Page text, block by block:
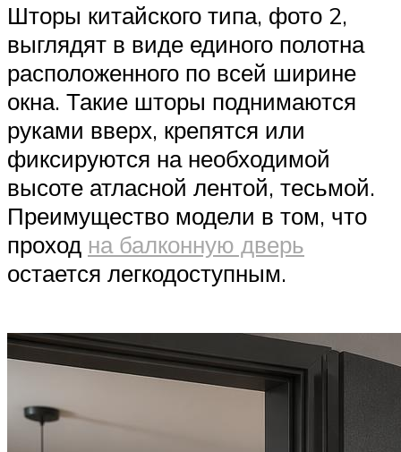
Шторы китайского типа, фото 2,
выглядят в виде единого полотна
расположенного по всей ширине
окна. Такие шторы поднимаются
руками вверх, крепятся или
фиксируются на необходимой
высоте атласной лентой, тесьмой.
Преимущество модели в том, что
проход на балконную дверь
остается легкодоступным.